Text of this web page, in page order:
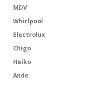
MDV
Whirlpool
Electrolux
Chigo
Heiko
Ande